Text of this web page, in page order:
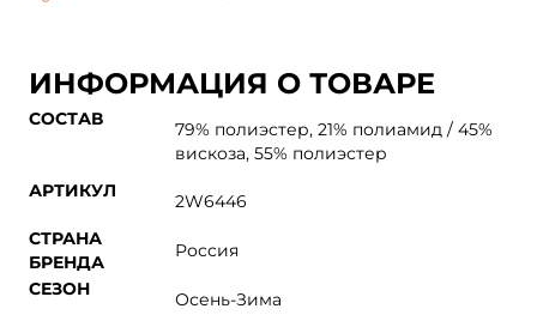
ИНФОРМАЦИЯ О ТОВАРЕ
СОСТАВ
79% полиэстер, 21% полиамид / 45%
вискоза, 55% полиэстер
АРТИКУЛ
2W6446
СТРАНА
БРЕНДА
Россия
СЕЗОН
Осень-Зима